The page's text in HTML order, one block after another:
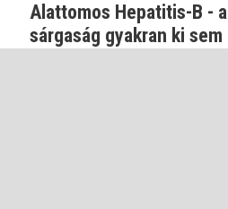
Alattomos Hepatitis-B - a
sárgaság gyakran ki sem